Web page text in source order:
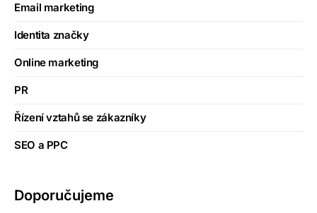
Email marketing
Identita značky
Online marketing
PR
Řízení vztahů se zákazníky
SEO a PPC
Doporučujeme